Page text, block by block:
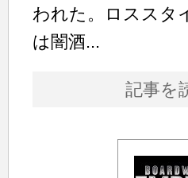
われた。ロススタ
は闇酒...
記事を